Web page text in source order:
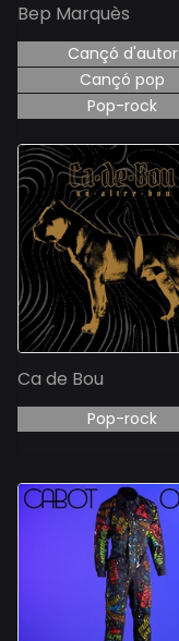
Bep Marquès
Cançó d'autor
Cançó pop
Pop-rock
Ca de Bou
Pop-rock